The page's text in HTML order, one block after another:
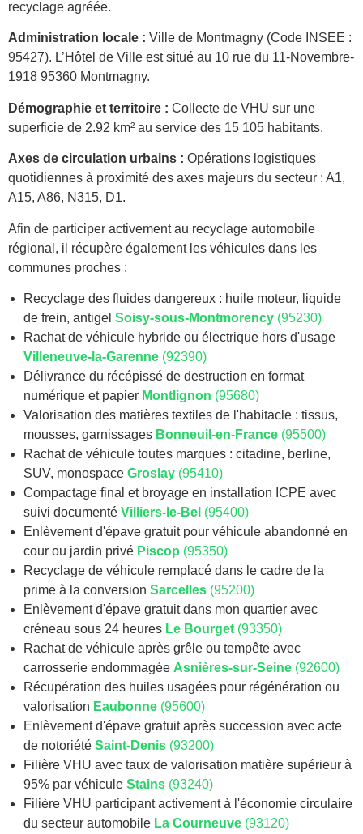
recyclage agréée.
Administration locale : Ville de Montmagny (Code INSEE :
95427). L’Hôtel de Ville est situé au 10 rue du 11-Novembre-
1918 95360 Montmagny.
Démographie et territoire : Collecte de VHU sur une
superficie de 2.92 km² au service des 15 105 habitants.
Axes de circulation urbains : Opérations logistiques
quotidiennes à proximité des axes majeurs du secteur : A1,
A15, A86, N315, D1.
Afin de participer activement au recyclage automobile
régional, il récupère également les véhicules dans les
communes proches :
Recyclage des fluides dangereux : huile moteur, liquide
de frein, antigel Soisy-sous-Montmorency (95230)
Rachat de véhicule hybride ou électrique hors d'usage
Villeneuve-la-Garenne (92390)
Délivrance du récépissé de destruction en format
numérique et papier Montlignon (95680)
Valorisation des matières textiles de l'habitacle : tissus,
mousses, garnissages Bonneuil-en-France (95500)
Rachat de véhicule toutes marques : citadine, berline,
SUV, monospace Groslay (95410)
Compactage final et broyage en installation ICPE avec
suivi documenté Villiers-le-Bel (95400)
Enlèvement d'épave gratuit pour véhicule abandonné en
cour ou jardin privé Piscop (95350)
Recyclage de véhicule remplacé dans le cadre de la
prime à la conversion Sarcelles (95200)
Enlèvement d'épave gratuit dans mon quartier avec
créneau sous 24 heures Le Bourget (93350)
Rachat de véhicule après grêle ou tempête avec
carrosserie endommagée Asnières-sur-Seine (92600)
Récupération des huiles usagées pour régénération ou
valorisation Eaubonne (95600)
Enlèvement d'épave gratuit après succession avec acte
de notoriété Saint-Denis (93200)
Filière VHU avec taux de valorisation matière supérieur à
95% par véhicule Stains (93240)
Filière VHU participant activement à l'économie circulaire
du secteur automobile La Courneuve (93120)